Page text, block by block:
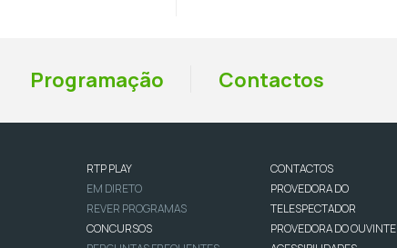
Programação Contactos
RTP PLAY
EM DIRETO
REVER PROGRAMAS
CONCURSOS
CONTACTOS
PROVEDORA DO
TELESPECTADOR
PROVEDORA DO OUVINTE